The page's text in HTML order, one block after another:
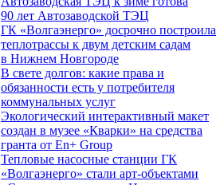
90 лет Автозаводской ТЭЦ
ГК «Волгаэнерго» досрочно построила
теплотрассы к двум детским садам
в Нижнем Новгороде
В свете долгов: какие права и
обязанности есть у потребителя
коммунальных услуг
Экологический интерактивный макет
создан в музее «Кварки» на средства
гранта от En+ Group
Тепловые насосные станции ГК
«Волгаэнерго» стали арт-объектами